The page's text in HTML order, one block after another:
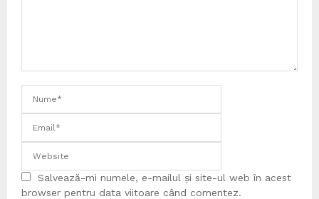
Salvează-mi numele, e-mailul și site-ul web în acest
browser pentru data viitoare când comentez.